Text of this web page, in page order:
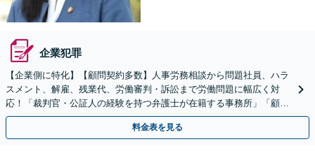
企業犯罪
【企業側に特化】【顧問契約多数】人事労務相談から問題社員、ハラ
スメント、解雇、残業代、労働審判・訴訟まで労働問題に幅広く対
応！「裁判官・公証人の経験を持つ弁護士が在籍する事務所」「顧問
先は数十万人規模の企業から数十人規模の企業まで多種多様」
料金表を見る